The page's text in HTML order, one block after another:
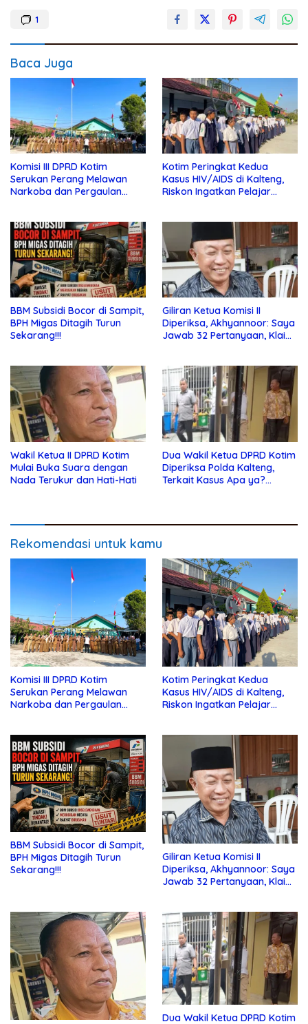
1
Baca Juga
Komisi III DPRD Kotim
Serukan Perang Melawan
Narkoba dan Pergaulan
Kotim Peringkat Kedua
Kasus HIV/AIDS di Kalteng,
Riskon Ingatkan Pelajar
BBM Subsidi Bocor di Sampit,
BPH Migas Ditagih Turun
Sekarang!!!
Giliran Ketua Komisi II
Diperiksa, Akhyannoor: Saya
Jawab 32 Pertanyaan, Klaim
Wakil Ketua II DPRD Kotim
Mulai Buka Suara dengan
Nada Terukur dan Hati-Hati
Dua Wakil Ketua DPRD Kotim
Diperiksa Polda Kalteng,
Terkait Kasus Apa ya?…
Rekomendasi untuk kamu
Komisi III DPRD Kotim
Serukan Perang Melawan
Narkoba dan Pergaulan
Kotim Peringkat Kedua
Kasus HIV/AIDS di Kalteng,
Riskon Ingatkan Pelajar
BBM Subsidi Bocor di Sampit,
BPH Migas Ditagih Turun
Sekarang!!!
Giliran Ketua Komisi II
Diperiksa, Akhyannoor: Saya
Jawab 32 Pertanyaan, Klaim
Dua Wakil Ketua DPRD Kotim